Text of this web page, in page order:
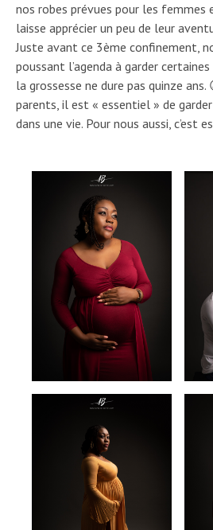
nos robes prévues pour les femmes
laisse apprécier un peu de leur
Juste avant ce 3ème confinement,
poussant l’agenda à garder
la grossesse ne dure pas quinze
parents, il est « essentiel » de
dans une vie. Pour nous aussi, c’est